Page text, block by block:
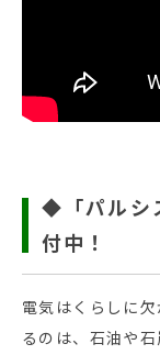
◆「パルシ
付中！
電気はくらしに
るのは、石油や